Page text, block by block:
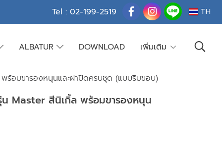
Tel : 02-199-2519 TH
ALBATUR DOWNLOAD เพิ่มเติม
อมขารองหนุนและฝาปิดครบชุด (แบบริมขอบ)
Master สีนิเกิ้ล พร้อมขารองหนุน